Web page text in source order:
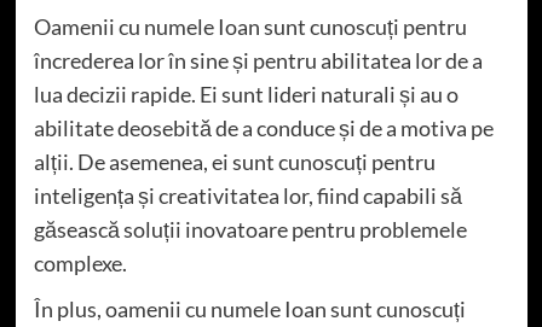
Oamenii cu numele Ioan sunt cunoscuți pentru
încrederea lor în sine și pentru abilitatea lor de a
lua decizii rapide. Ei sunt lideri naturali și au o
abilitate deosebită de a conduce și de a motiva pe
alții. De asemenea, ei sunt cunoscuți pentru
inteligența și creativitatea lor, fiind capabili să
găsească soluții inovatoare pentru problemele
complexe.
În plus, oamenii cu numele Ioan sunt cunoscuți